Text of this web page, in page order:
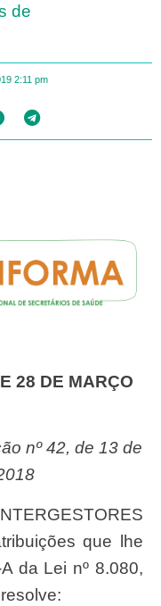
de
2:11 pm
que lhe
da Lei nº 8.080,